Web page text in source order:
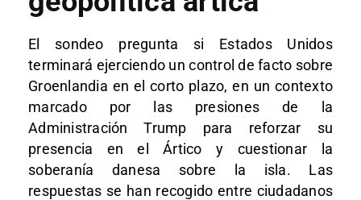
El sondeo pregunta si Estados Unidos
terminará ejerciendo un control de facto sobre
Groenlandia en el corto plazo, en un contexto
marcado por las presiones de la
Administración Trump para reforzar su
presencia en el Ártico y cuestionar la
soberanía danesa sobre la isla. Las
respuestas se han recogido entre ciudadanos